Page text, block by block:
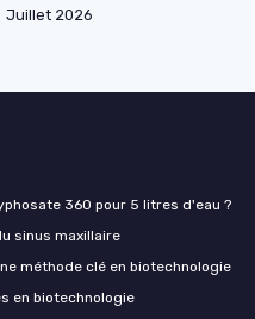
Juillet 2026
360 pour 5 litres d'eau ?
sinus maxillaire
méthode clé en biotechnologie
en biotechnologie